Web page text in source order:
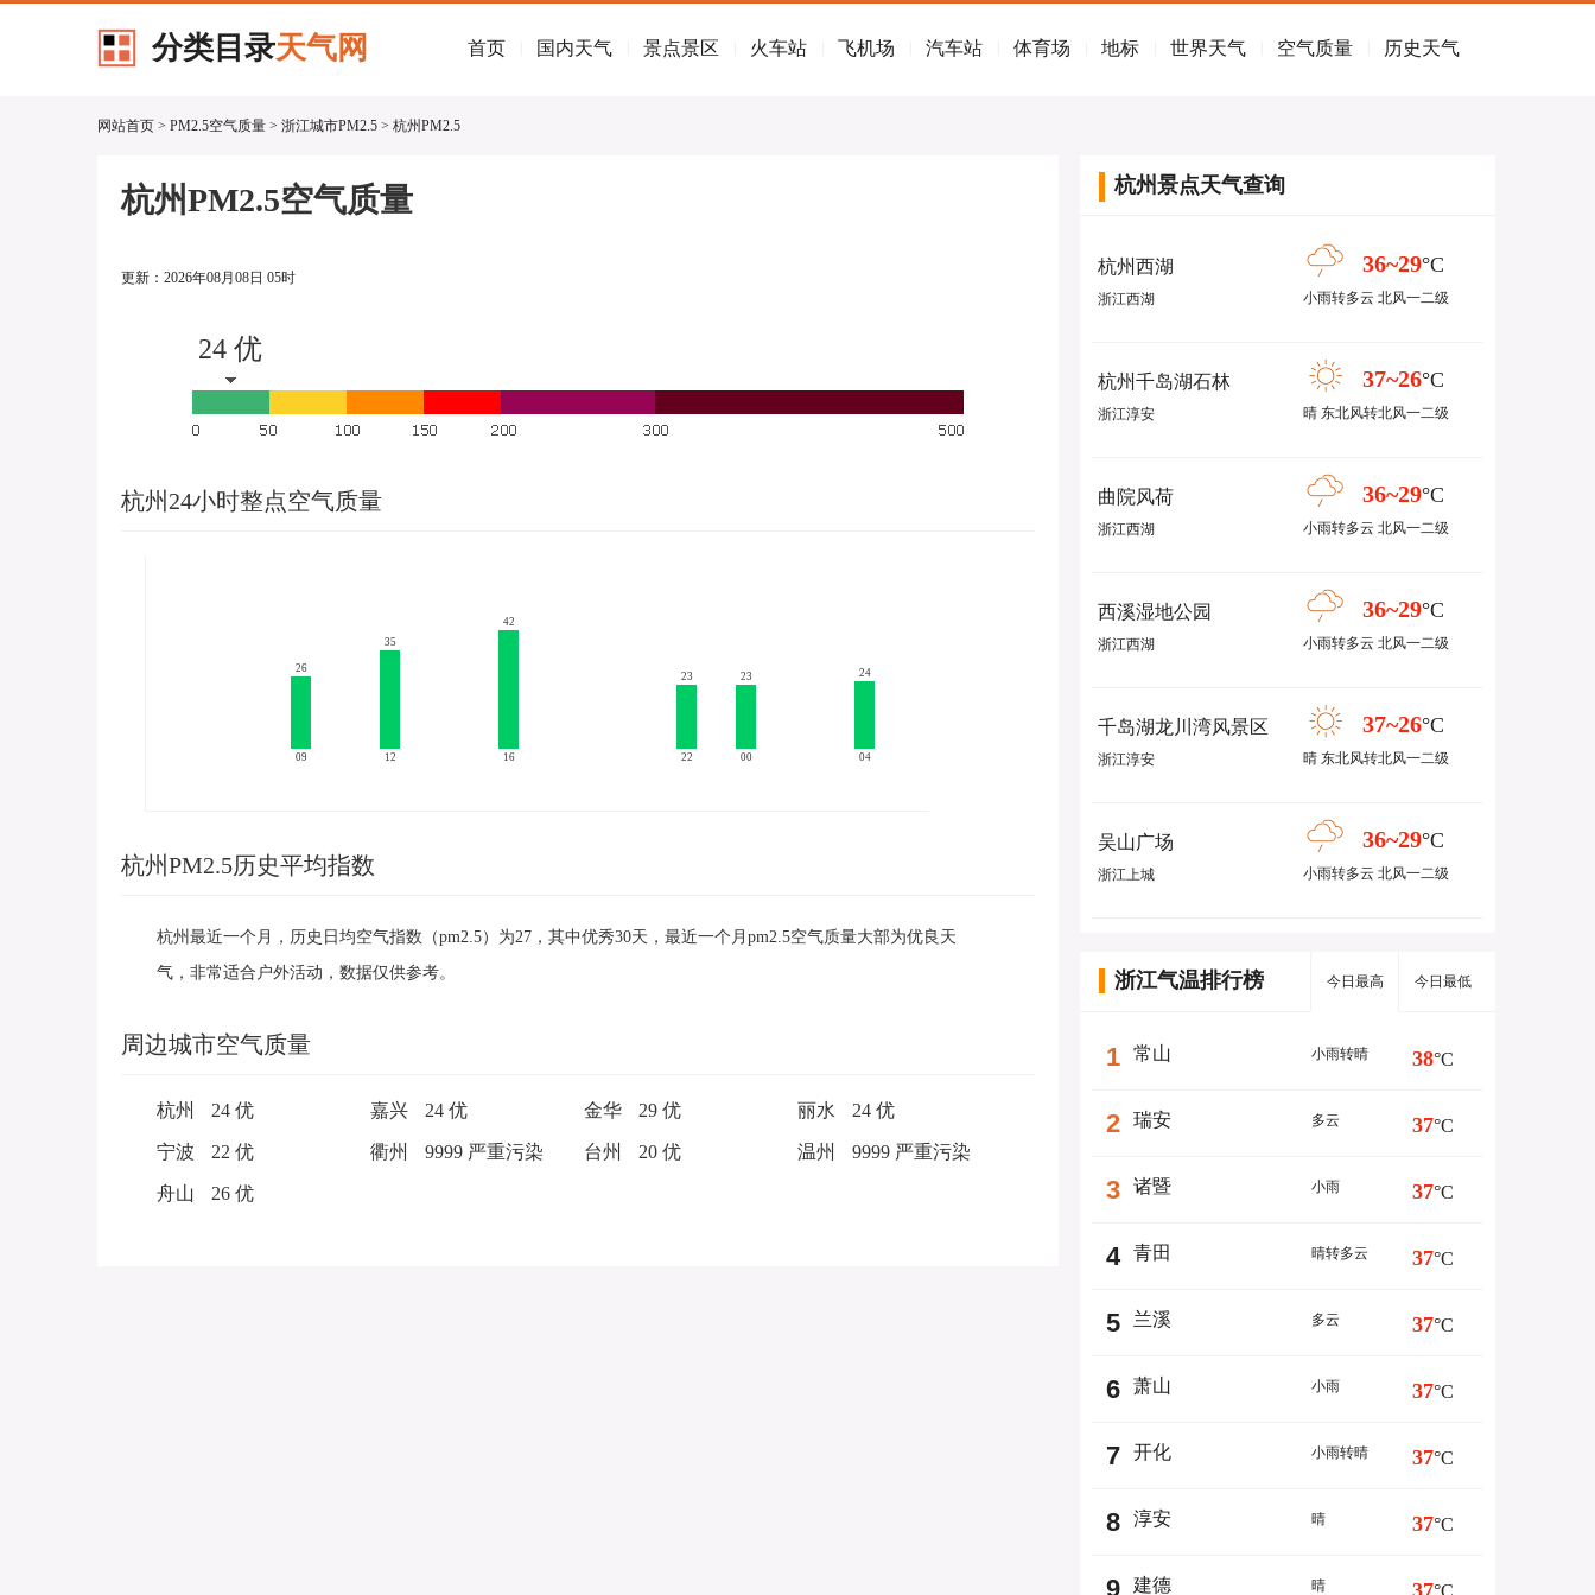
分类目录天气网 首页 国内天气 景点景区 火车站 飞机场 汽车站 体育场 地标 世界天气 空气质量 历史天气
网站首页 > PM2.5空气质量 > 浙江城市PM2.5 > 杭州PM2.5
杭州PM2.5空气质量
更新：2026年08月08日 05时
24 优
杭州24小时整点空气质量
26
09
35
12
42
16
23
22
23
00
24
04
杭州PM2.5历史平均指数
杭州最近一个月，历史日均空气指数（pm2.5）为27，其中优秀30天，最近一个月pm2.5空气质量大部为优良天
气，非常适合户外活动，数据仅供参考。
周边城市空气质量
杭州 24 优 嘉兴 24 优 金华 29 优 丽水 24 优
宁波 22 优 衢州 9999 严重污染 台州 20 优 温州 9999 严重污染
舟山 26 优
杭州景点天气查询
杭州西湖
浙江西湖
36~29°C
小雨转多云 北风一二级
杭州千岛湖石林
浙江淳安
37~26°C
晴 东北风转北风一二级
曲院风荷
浙江西湖
36~29°C
小雨转多云 北风一二级
西溪湿地公园
浙江西湖
36~29°C
小雨转多云 北风一二级
千岛湖龙川湾风景区
浙江淳安
37~26°C
晴 东北风转北风一二级
吴山广场
浙江上城
36~29°C
小雨转多云 北风一二级
浙江气温排行榜 今日最高 今日最低
1 常山 小雨转晴 38°C
2 瑞安 多云 37°C
3 诸暨 小雨 37°C
4 青田 晴转多云 37°C
5 兰溪 多云 37°C
6 萧山 小雨 37°C
7 开化 小雨转晴 37°C
8 淳安 晴 37°C
9 建德 晴 37°C